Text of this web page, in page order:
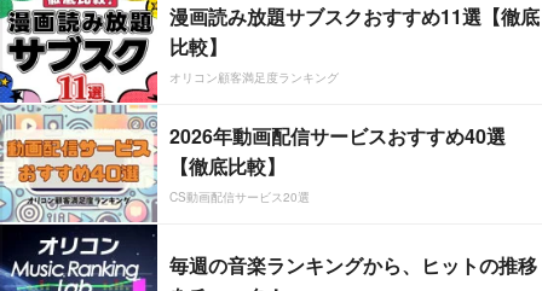
漫画読み放題サブスクおすすめ11選【徹底
比較】
オリコン顧客満足度ランキング
2026年動画配信サービスおすすめ40選
【徹底比較】
CS動画配信サービス20選
毎週の音楽ランキングから、ヒットの推移